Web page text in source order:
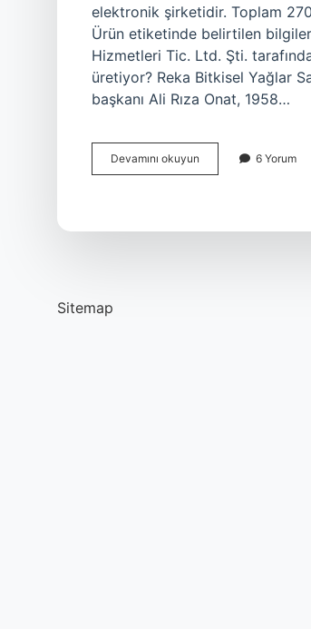
elektronik şirketidir. Toplam
Ürün etiketinde belirtilen
Hizmetleri Tic. Ltd. Şti.
üretiyor? Reka Bitkisel Yağlar
başkanı Ali Rıza Onat, 1958…
Devamını okuyun
Hangi
6 Yorum
Sitemap